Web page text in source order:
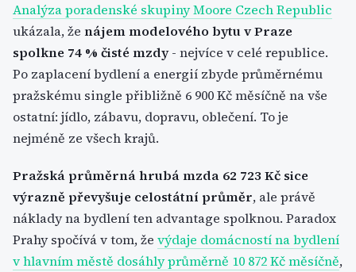
Analýza poradenské skupiny Moore Czech Republic
ukázala, že nájem modelového bytu v Praze
spolkne 74 % čisté mzdy- nejvíce v celé republice.
Po zaplacení bydlení a energií zbyde průměrnému
pražskému single přibližně 6 900 Kč měsíčně na vše
ostatní: jídlo, zábavu, dopravu, oblečení. To je
nejméně ze všech krajů.
Pražská průměrná hrubá mzda 62 723 Kč sice
výrazně převyšuje celostátní průměr, ale právě
náklady na bydlení ten advantage spolknou. Paradox
Prahy spočívá v tom, že výdaje domácností na bydlení
v hlavním městě dosáhly průměrně 10 872 Kč měsíčně,